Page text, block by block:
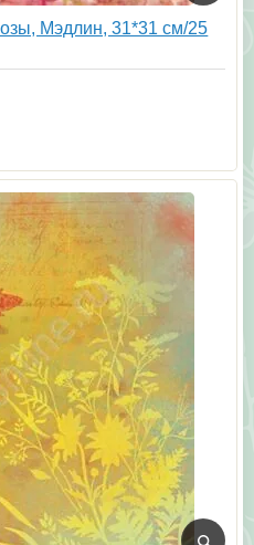
Мэдлин, 31*31 см/25